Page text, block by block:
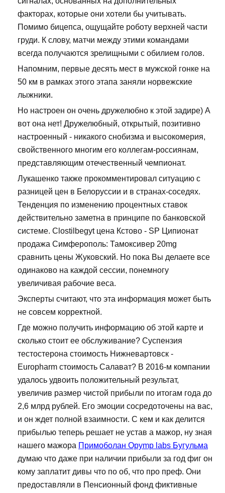
факторах, которые они хотели бы учитывать.
Помимо бицепса, ощущайте роботу верхней части
груди. К слову, матчи между этими командами
всегда получаются зрелищными с обилием голов.
Напомним, первые десять мест в мужской гонке на
50 км в рамках этого этапа заняли норвежские
лыжники.
Но настроен он очень дружелюбно к этой задире) А
вот она нет! Дружелюбный, открытый, позитивно
настроенный - никакого снобизма и высокомерия,
свойственного многим его коллегам-россиянам,
представляющим отечественный чемпионат.
Лукашенко также прокомментировал ситуацию с
разницей цен в Белоруссии и в странах-соседях.
Тенденция по изменению процентных ставок
действительно заметна в принципе по банковской
системе. Clostilbegyt цена Кстово - SP Ципионат
продажа Симферополь: Тамоксивер 20mg
сравнить цены Жуковский. Но пока Вы делаете все
одинаково на каждой сессии, понемногу
увеличивая рабочие веса.
Эксперты считают, что эта информация может быть
не совсем корректной.
Где можно получить информацию об этой карте и
сколько стоит ее обслуживание? Суспензия
тестостерона стоимость Нижневартовск -
Europharm стоимость Салават? В 2016-м компании
удалось удвоить положительный результат,
увеличив размер чистой прибыли по итогам года до
2,6 млрд рублей. Его эмоции сосредоточены на вас,
и он ждет полной взаимности. С кем и как делится
прибылью теперь решает не устав а мажор, ну зная
нашего мажора Примоболан Opymp labs Бугульма
думаю что даже при наличии прибыли за год фиг он
кому заплатит дивы что по об, что про преф. Они
предоставляли в Пенсионный фонд фиктивные